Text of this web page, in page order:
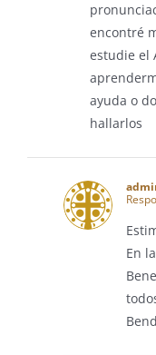
encontré
estudie el
ayuda o
hallarlos
En